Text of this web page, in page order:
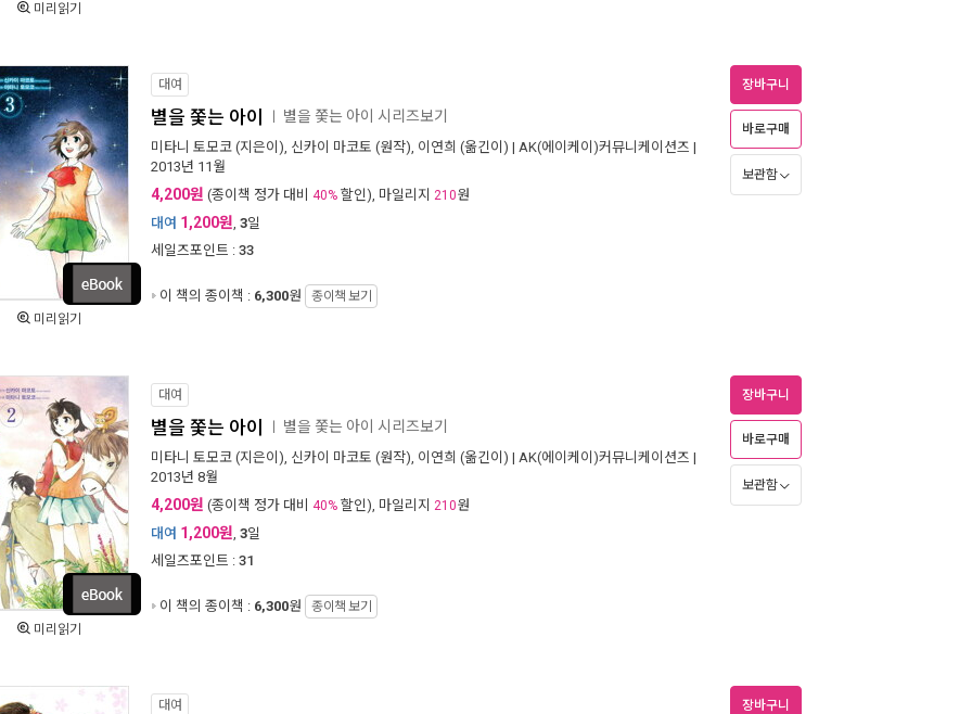
미리읽기
미리읽기
대여
별을 쫓는 아이 별을 쫓는 아이 시리즈보기
미타니 토모코 (지은이), 신카이 마코토 (원작), 이연희 (옮긴이) | AK(에이케이)커뮤니케이션즈 |
2013년 11월
4,200원 (종이책 정가 대비 40% 할인), 마일리지 210원
대여 1,200원, 3일
세일즈포인트 : 33
이 책의 종이책 : 6,300원 종이책 보기
장바구니
바로구매
보관함
미리읽기
대여
별을 쫓는 아이 별을 쫓는 아이 시리즈보기
미타니 토모코 (지은이), 신카이 마코토 (원작), 이연희 (옮긴이) | AK(에이케이)커뮤니케이션즈 |
2013년 8월
4,200원 (종이책 정가 대비 40% 할인), 마일리지 210원
대여 1,200원, 3일
세일즈포인트 : 31
이 책의 종이책 : 6,300원 종이책 보기
장바구니
바로구매
보관함
대여 장바구니